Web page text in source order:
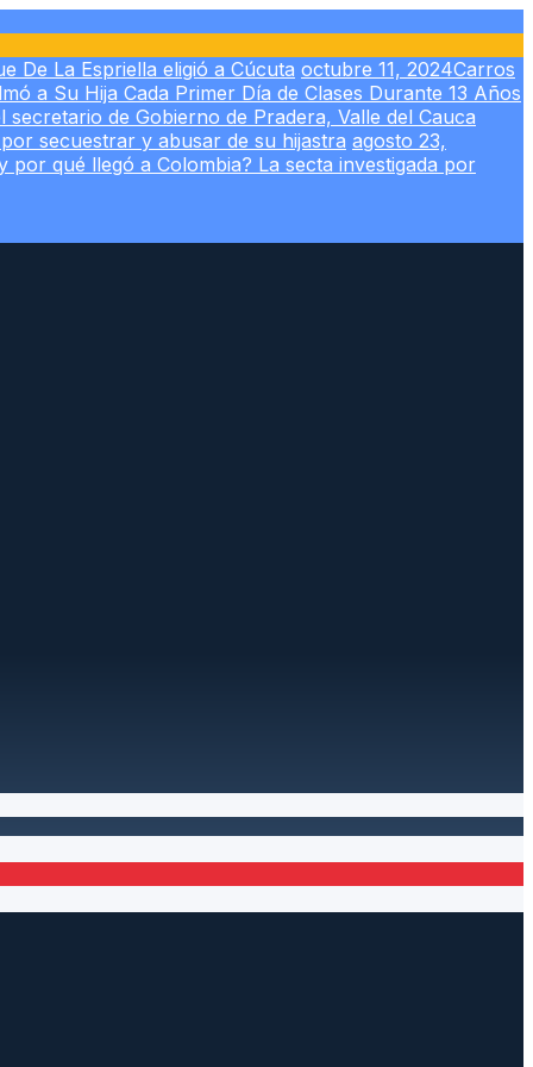
De La Espriella eligió a Cúcuta octubre 11, 2024Carros
a Su Hija Cada Primer Día de Clases Durante 13 Años
secretario de Gobierno de Pradera, Valle del Cauca
secuestrar y abusar de su hijastra agosto 23,
por qué llegó a Colombia? La secta investigada por